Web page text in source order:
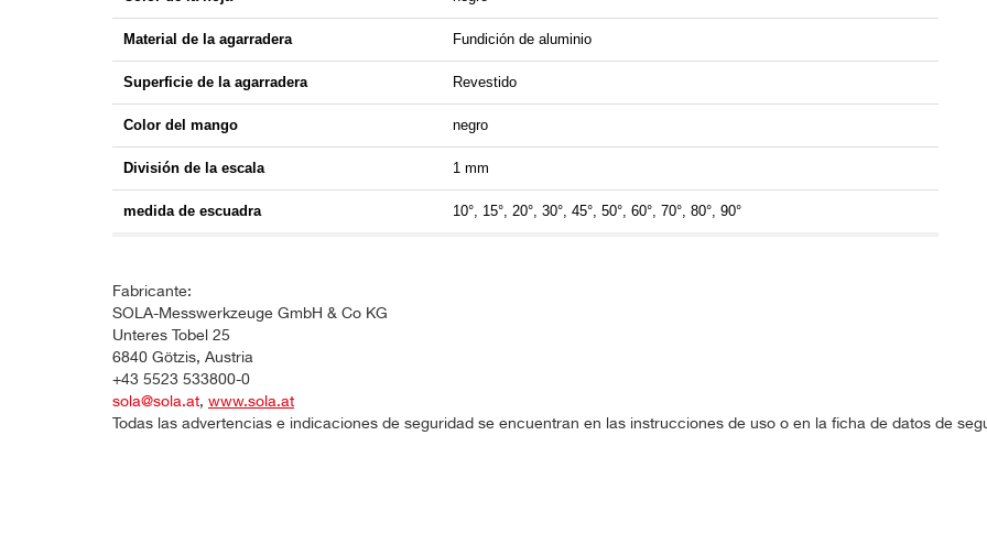
Material de la agarradera Fundición de aluminio
Superficie de la agarradera Revestido
Color del mango negro
División de la escala 1 mm
medida de escuadra 10°, 15°, 20°, 30°, 45°, 50°, 60°, 70°, 80°, 90°
Fabricante:
SOLA-Messwerkzeuge GmbH & Co KG
Unteres Tobel 25
6840 Götzis, Austria
+43 5523 533800-0
sola@sola.at, www.sola.at
Todas las advertencias e indicaciones de seguridad se encuentran en las instrucciones de uso o en la ficha de datos de